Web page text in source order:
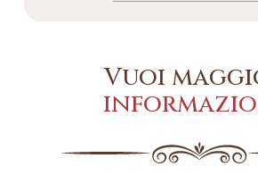
Vuoi